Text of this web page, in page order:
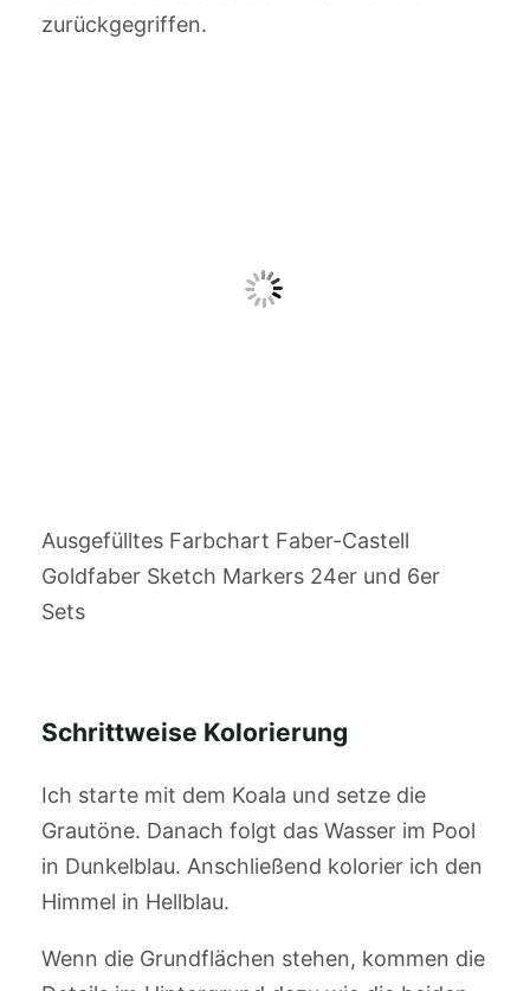
zurückgegriffen.
Ausgefülltes Farbchart Faber-Castell
Goldfaber Sketch Markers 24er und 6er
Sets
Schrittweise Kolorierung
Ich starte mit dem Koala und setze die
Grautöne. Danach folgt das Wasser im Pool
in Dunkelblau. Anschließend kolorier ich den
Himmel in Hellblau.
Wenn die Grundflächen stehen, kommen die